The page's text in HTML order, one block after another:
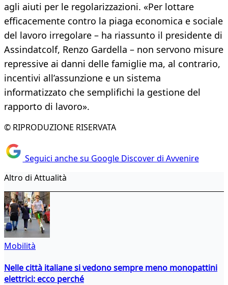
agli aiuti per le regolarizzazioni. «Per lottare
efficacemente contro la piaga economica e sociale
del lavoro irregolare – ha riassunto il presidente di
Assindatcolf, Renzo Gardella – non servono misure
repressive ai danni delle famiglie ma, al contrario,
incentivi all’assunzione e un sistema
informatizzato che semplifichi la gestione del
rapporto di lavoro».
© RIPRODUZIONE RISERVATA
Seguici anche su Google Discover di Avvenire
Altro di Attualità
Mobilità
Nelle città italiane si vedono sempre meno monopattini
elettrici: ecco perché